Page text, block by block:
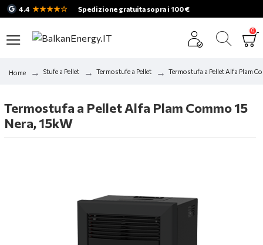
4.4 ★★★★☆ Spedizione gratuita sopra i 100 €
0
Home Stufe a Pellet Termostufe a Pellet Termostufa a Pellet Alfa Plam
Termostufa a Pellet Alfa Plam Commo 15
Nera, 15kW